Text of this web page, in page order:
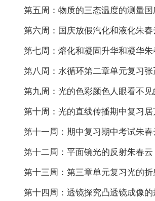
第五周：物质的三态温度的测量国
第六周：国庆放假汽化和液化朱春
第七周：熔化和凝固升华和凝华朱
第八周：水循环第二章单元复习张
第九周：光的色彩颜色人眼看不见
第十周：光的直线传播期中复习居
第十一周：期中复习期中考试朱春
第十二周：平面镜光的反射朱春云
第十三周：第三章单元复习光的折
第十四周：透镜探究凸透镜成像的